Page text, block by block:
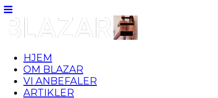
HJEM
OM BLAZAR
VI ANBEFALER
ARTIKLER